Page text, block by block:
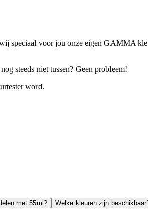
speciaal voor jou onze eigen GAMMA
steeds niet tussen? Geen probleem!
word.
met 55ml? Welke kleuren zijn